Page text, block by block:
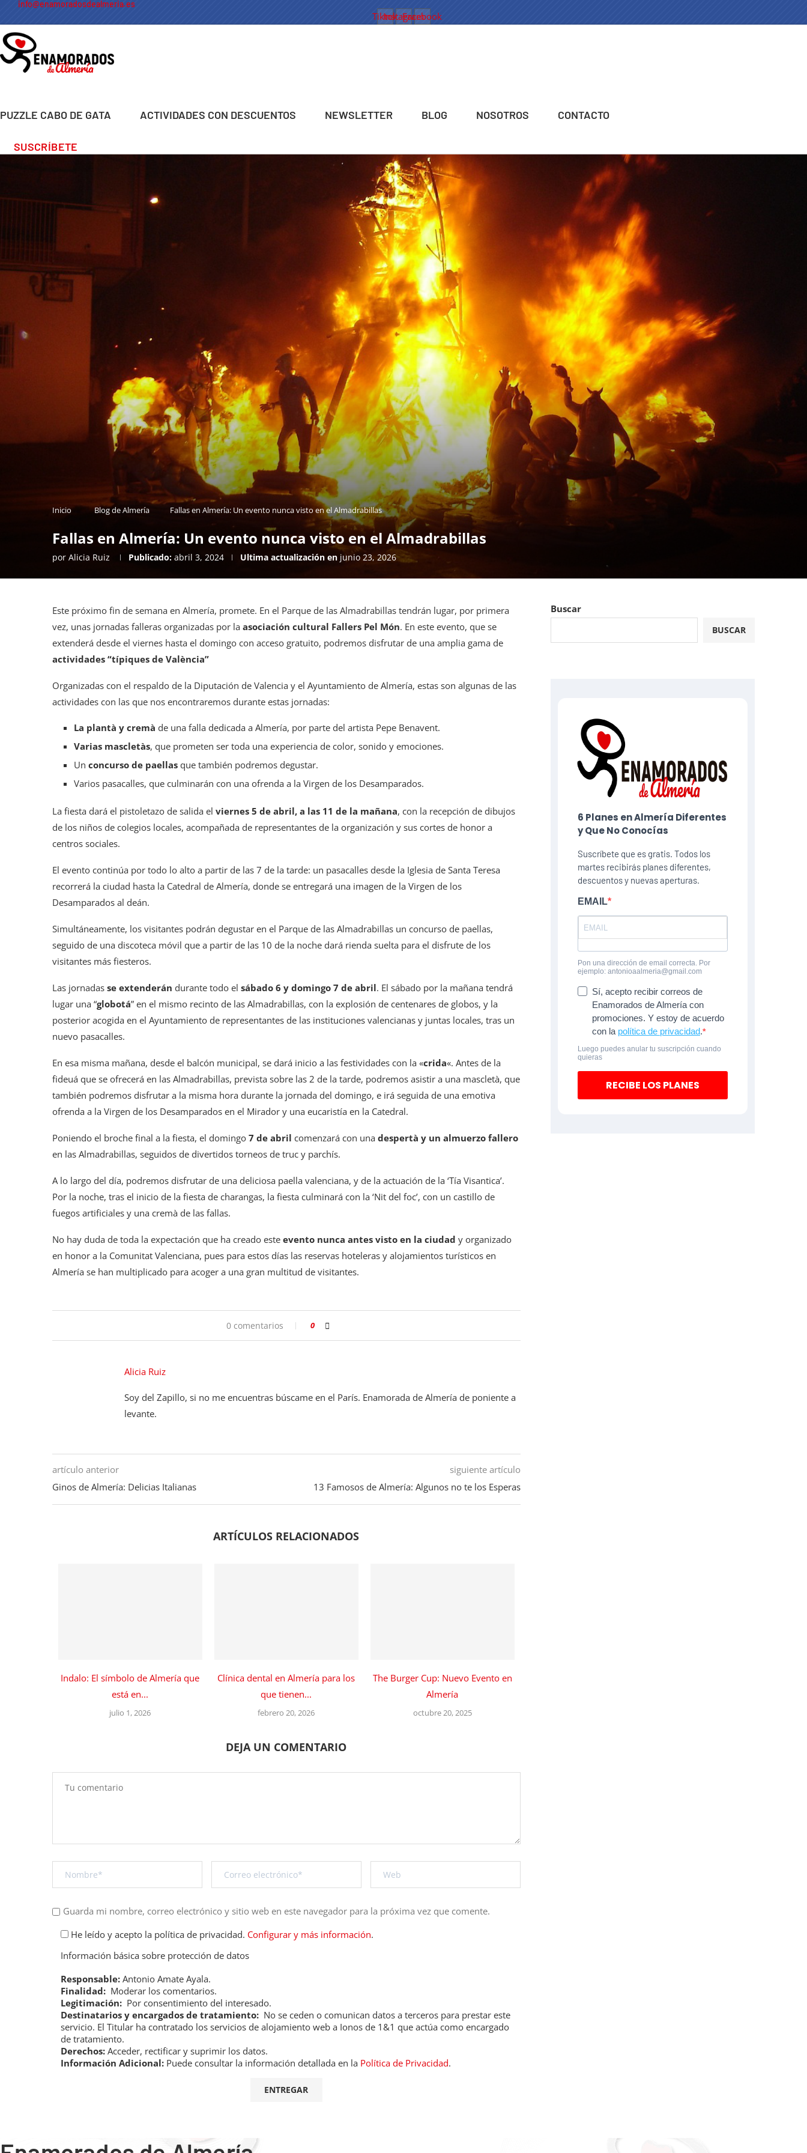
info@enamoradosdealmeria.es
Tiktok
Instagram
Facebook
PUZZLE CABO DE GATA ACTIVIDADES CON DESCUENTOS NEWSLETTER BLOG NOSOTROS CONTACTO
SUSCRÍBETE
Inicio Blog de Almería Fallas en Almería: Un evento nunca visto en el Almadrabillas
Fallas en Almería: Un evento nunca visto en el Almadrabillas
por Alicia Ruiz Publicado: abril 3, 2024 Ultima actualización en junio 23, 2026
Este próximo fin de semana en Almería, promete. En el Parque de las Almadrabillas tendrán lugar, por primera
vez, unas jornadas falleras organizadas por la asociación cultural Fallers Pel Món. En este evento, que se
extenderá desde el viernes hasta el domingo con acceso gratuito, podremos disfrutar de una amplia gama de
actividades “típiques de València”
Organizadas con el respaldo de la Diputación de Valencia y el Ayuntamiento de Almería, estas son algunas de las
actividades con las que nos encontraremos durante estas jornadas:
La plantà y cremà de una falla dedicada a Almería, por parte del artista Pepe Benavent.
Varias mascletàs, que prometen ser toda una experiencia de color, sonido y emociones.
Un concurso de paellas que también podremos degustar.
Varios pasacalles, que culminarán con una ofrenda a la Virgen de los Desamparados.
La fiesta dará el pistoletazo de salida el viernes 5 de abril, a las 11 de la mañana, con la recepción de dibujos
de los niños de colegios locales, acompañada de representantes de la organización y sus cortes de honor a
centros sociales.
El evento continúa por todo lo alto a partir de las 7 de la tarde: un pasacalles desde la Iglesia de Santa Teresa
recorrerá la ciudad hasta la Catedral de Almería, donde se entregará una imagen de la Virgen de los
Desamparados al deán.
Simultáneamente, los visitantes podrán degustar en el Parque de las Almadrabillas un concurso de paellas,
seguido de una discoteca móvil que a partir de las 10 de la noche dará rienda suelta para el disfrute de los
visitantes más fiesteros.
Las jornadas se extenderán durante todo el sábado 6 y domingo 7 de abril. El sábado por la mañana tendrá
lugar una “globotá” en el mismo recinto de las Almadrabillas, con la explosión de centenares de globos, y la
posterior acogida en el Ayuntamiento de representantes de las instituciones valencianas y juntas locales, tras un
nuevo pasacalles.
En esa misma mañana, desde el balcón municipal, se dará inicio a las festividades con la «crida«. Antes de la
fideuá que se ofrecerá en las Almadrabillas, prevista sobre las 2 de la tarde, podremos asistir a una mascletà, que
también podremos disfrutar a la misma hora durante la jornada del domingo, e irá seguida de una emotiva
ofrenda a la Virgen de los Desamparados en el Mirador y una eucaristía en la Catedral.
Poniendo el broche final a la fiesta, el domingo 7 de abril comenzará con una despertà y un almuerzo fallero
en las Almadrabillas, seguidos de divertidos torneos de truc y parchís.
A lo largo del día, podremos disfrutar de una deliciosa paella valenciana, y de la actuación de la ‘Tía Visantica’.
Por la noche, tras el inicio de la fiesta de charangas, la fiesta culminará con la ‘Nit del foc’, con un castillo de
fuegos artificiales y una cremà de las fallas.
No hay duda de toda la expectación que ha creado este evento nunca antes visto en la ciudad y organizado
en honor a la Comunitat Valenciana, pues para estos días las reservas hoteleras y alojamientos turísticos en
Almería se han multiplicado para acoger a una gran multitud de visitantes.
0 comentarios 0
Alicia Ruiz
Soy del Zapillo, si no me encuentras búscame en el París. Enamorada de Almería de poniente a
levante.
artículo anterior
Ginos de Almería: Delicias Italianas
siguiente artículo
13 Famosos de Almería: Algunos no te los Esperas
ARTÍCULOS RELACIONADOS
Indalo: El símbolo de Almería que
está en...
julio 1, 2026
Clínica dental en Almería para los
que tienen...
febrero 20, 2026
The Burger Cup: Nuevo Evento en
Almería
octubre 20, 2025
DEJA UN COMENTARIO
Guarda mi nombre, correo electrónico y sitio web en este navegador para la próxima vez que comente.
He leído y acepto la política de privacidad. Configurar y más información.
Información básica sobre protección de datos
Responsable: Antonio Amate Ayala.
Finalidad: Moderar los comentarios.
Legitimación: Por consentimiento del interesado.
Destinatarios y encargados de tratamiento: No se ceden o comunican datos a terceros para prestar este
servicio. El Titular ha contratado los servicios de alojamiento web a Ionos de 1&1 que actúa como encargado
de tratamiento.
Derechos: Acceder, rectificar y suprimir los datos.
Información Adicional: Puede consultar la información detallada en la Política de Privacidad.
Buscar
BUSCAR
6 Planes​ en Almería Diferentes
y Que No Conocías
Suscríbete que es gratis. Todos los
martes recibirás planes diferentes,
descuentos y nuevas aperturas.
EMAIL
Pon una dirección de email correcta. Por
ejemplo: antonioaalmeria@gmail.com
Sí, acepto recibir correos de
Enamorados de Almería con
promociones. Y estoy de acuerdo
con la política de privacidad.
Luego puedes anular tu suscripción cuando
quieras
RECIBE LOS PLANES